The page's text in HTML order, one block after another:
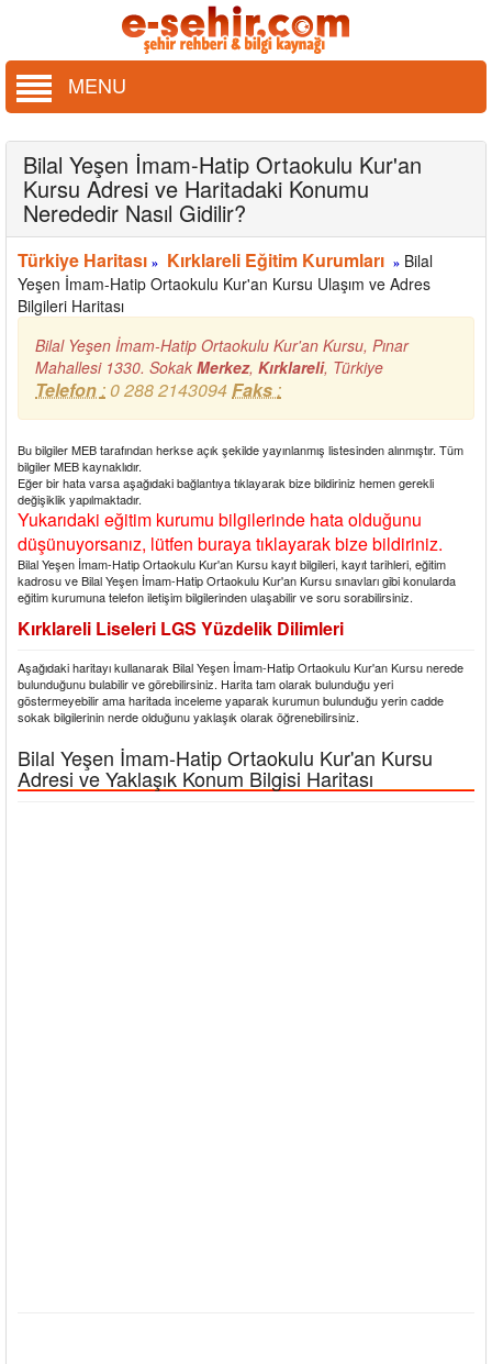
MENU
Bilal Yeşen İmam-Hatip Ortaokulu Kur'an
Kursu Adresi ve Haritadaki Konumu
Nerededir Nasıl Gidilir?
Türkiye Haritası » Kırklareli Eğitim Kurumları » Bilal
Yeşen İmam-Hatip Ortaokulu Kur'an Kursu Ulaşım ve Adres
Bilgileri Haritası
Bilal Yeşen İmam-Hatip Ortaokulu Kur'an Kursu, Pınar
Mahallesi 1330. Sokak Merkez, Kırklareli, Türkiye
Telefon: 0 288 2143094Faks:
Bu bilgiler MEB tarafından herkse açık şekilde yayınlanmış listesinden alınmıştır. Tüm
bilgiler MEB kaynaklıdır.
Eğer bir hata varsa aşağıdaki bağlantıya tıklayarak bize bildiriniz hemen gerekli
değişiklik yapılmaktadır.
Yukarıdaki eğitim kurumu bilgilerinde hata olduğunu
düşünuyorsanız, lütfen buraya tıklayarak bize bildiriniz.
Bilal Yeşen İmam-Hatip Ortaokulu Kur'an Kursu kayıt bilgileri, kayıt tarihleri, eğitim
kadrosu ve Bilal Yeşen İmam-Hatip Ortaokulu Kur'an Kursu sınavları gibi konularda
eğitim kurumuna telefon iletişim bilgilerinden ulaşabilir ve soru sorabilirsiniz.
Kırklareli Liseleri LGS Yüzdelik Dilimleri
Aşağıdaki haritayı kullanarak Bilal Yeşen İmam-Hatip Ortaokulu Kur'an Kursu nerede
bulunduğunu bulabilir ve görebilirsiniz. Harita tam olarak bulunduğu yeri
göstermeyebilir ama haritada inceleme yaparak kurumun bulunduğu yerin cadde
sokak bilgilerinin nerde olduğunu yaklaşık olarak öğrenebilirsiniz.
Bilal Yeşen İmam-Hatip Ortaokulu Kur'an Kursu
Adresi ve Yaklaşık Konum Bilgisi Haritası